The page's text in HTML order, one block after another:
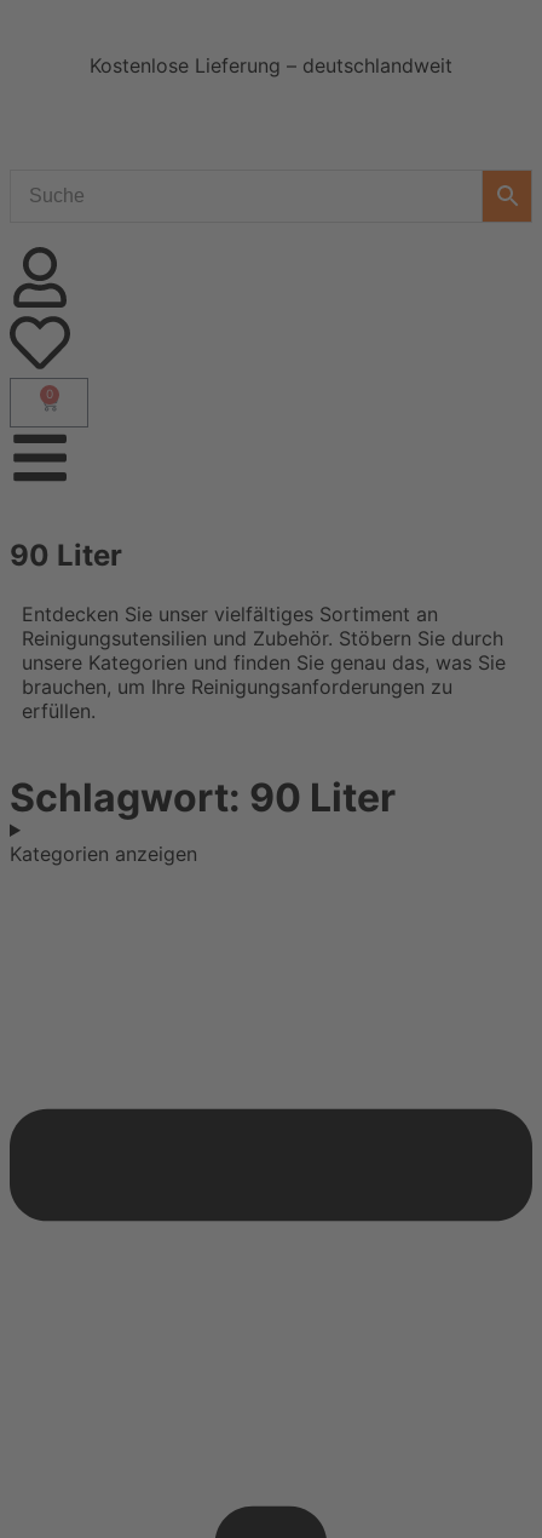
Kostenlose Lieferung – deutschlandweit
0
90 Liter
Entdecken Sie unser vielfältiges Sortiment an
Reinigungsutensilien und Zubehör. Stöbern Sie durch
unsere Kategorien und finden Sie genau das, was Sie
brauchen, um Ihre Reinigungsanforderungen zu
erfüllen.
Schlagwort: 90 Liter
Kategorien anzeigen